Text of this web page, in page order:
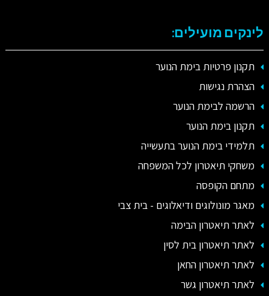
לינקים מועילים:
תקנון פרטיות בימת הנוער
הצהרת נגישות
הרשמה לבימת הנוער
תקנון בימת הנוער
תלמידי בימת הנוער בתעשייה
משחקי תיאטרון לכל המשפחה
מתחם הקופסה
מאגר מונולוגים ודיאלוגים - בית צבי
לאתר תיאטרון הבימה
לאתר תיאטרון בית לסין
לאתר תיאטרון החאן
לאתר תיאטרון גשר